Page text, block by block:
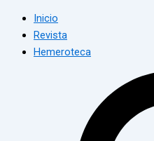
Inicio
Revista
Hemeroteca